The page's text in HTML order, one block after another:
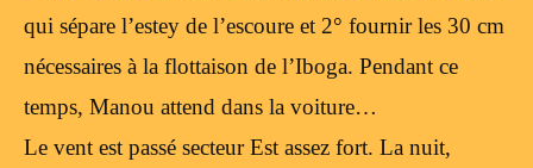
qui sépare l’estey de l’escoure et 2° fournir les 30 cm
nécessaires à la flottaison de l’Iboga. Pendant ce
temps, Manou attend dans la voiture…
Le vent est passé secteur Est assez fort. La nuit,